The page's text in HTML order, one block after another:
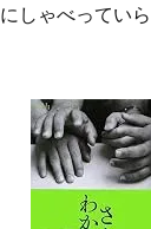
しゃべっていら